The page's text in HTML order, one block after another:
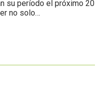
su período el próximo 20
no solo…